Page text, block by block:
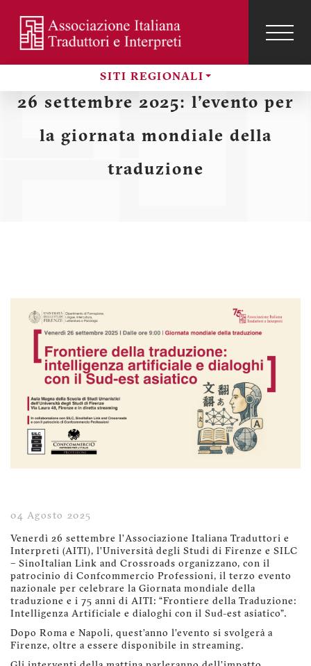
contenuto
principale
Sezioni
SITI REGIONALI
Menu
profilo
utente
26 settembre 2025: l'evento per
la giornata mondiale della
traduzione
04 Agosto 2025
Venerdì 26 settembre l’Associazione Italiana Traduttori e
Interpreti (AITI), l’Università degli Studi di Firenze e SILC
– SinoItalian Link and Crossroads organizzano, con il
patrocinio di Confcommercio Professioni, il terzo evento
nazionale per celebrare la Giornata mondiale della
traduzione e i 75 anni di AITI: “Frontiere della Traduzione:
Intelligenza Artificiale e dialoghi con il Sud-est asiatico”.
Dopo Roma e Napoli, quest’anno l’evento si svolgerà a
Firenze, oltre a essere disponibile in streaming.